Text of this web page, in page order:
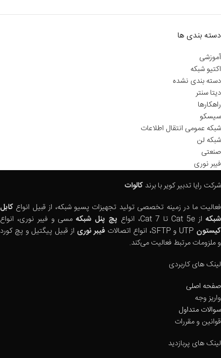
دسته بندی ها
آموزشی
اکتیو شبکه
دسته بندی نشده
دیتا سنتر
راهکارها
سیسکو
شبکه عمومی انتقال اطلاعات
شبکه لن
صنعتی
فیبر نوری
شرکت رایا تدبیر کویر با برند کالوات
فعالیت ما در زمینه تخصصی تولید تجهیزات پسیو شبکه، از قبیل انواع کابل
شبکهاز Cat 5e تا Cat 7، انواع پچ پنل شبکهمسی و فیبر نوری، انواع
کیستون
فیبر نوری از قبیل پیگتیل و پچ کورد
و ملزومات مرتبط فعالیت می‌کند.
لینک های کاربردی
صفحه اصلی
واریز وجه
سوالات متداول
قوانین و مقررات
لینک های پربازدید